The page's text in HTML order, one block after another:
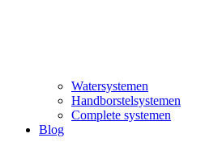
Watersystemen
Handborstelsystemen
Complete systemen
Blog